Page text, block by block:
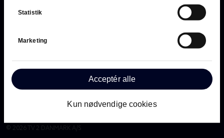
Statistik
Marketing
Acceptér alle
Kun nødvendige cookies
Ring på 89 88 12 12
© 2026TV 2 DANMARK A/S